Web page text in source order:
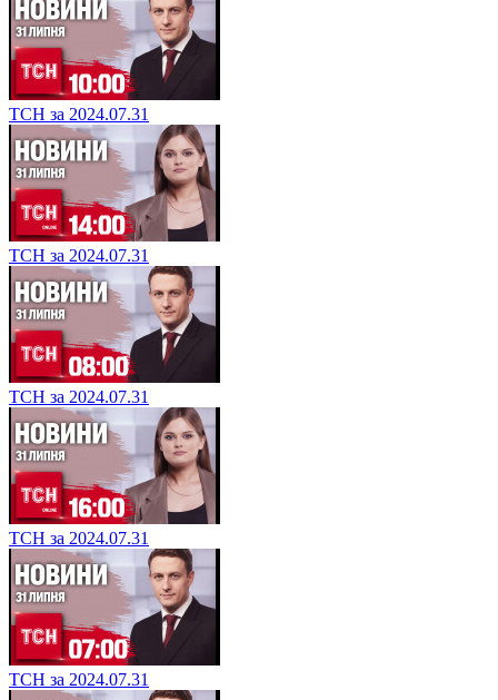
ТСН за 2024.07.31
ТСН за 2024.07.31
ТСН за 2024.07.31
ТСН за 2024.07.31
ТСН за 2024.07.31